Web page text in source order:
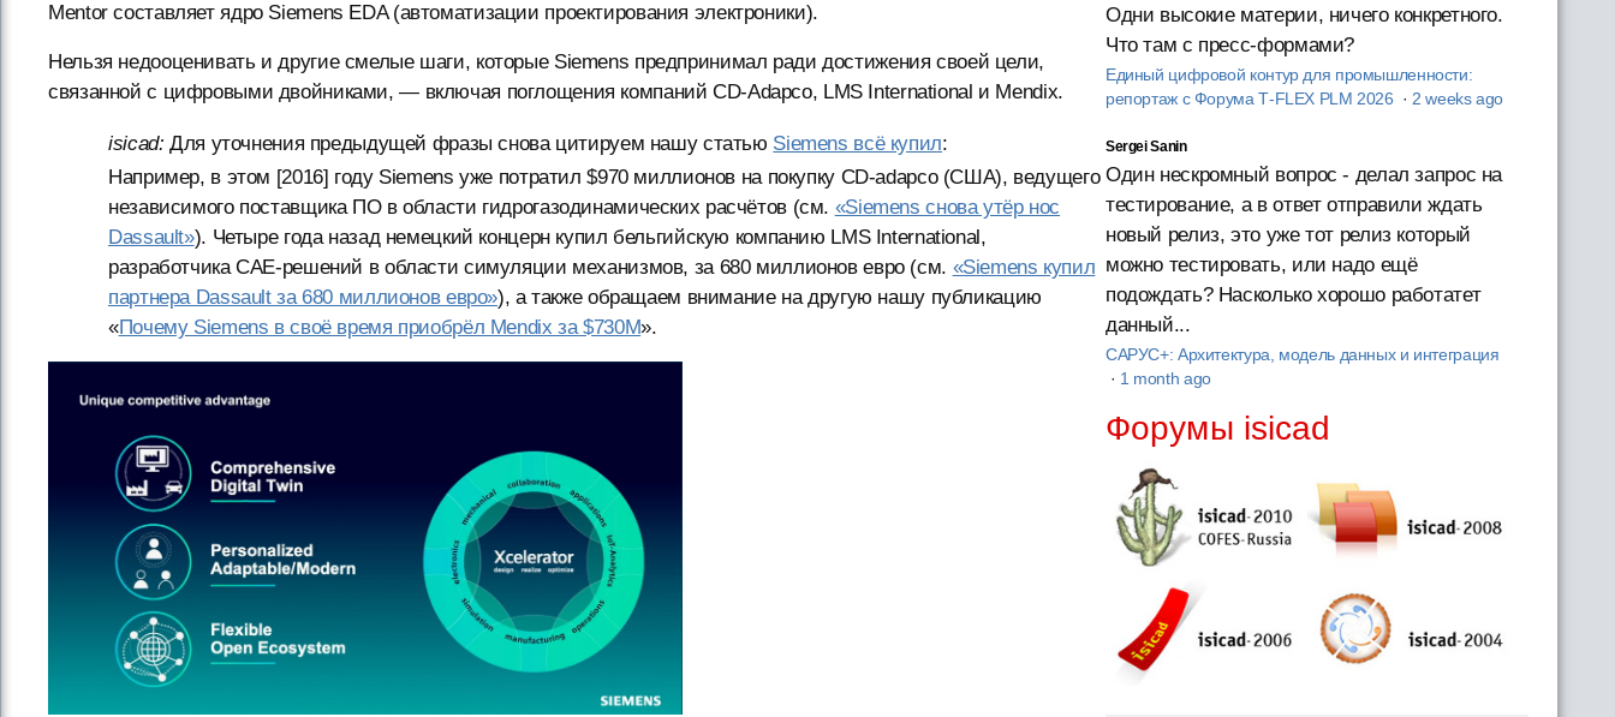
Mentor составляет ядро Siemens EDA (автоматизации проектирования электроники).
Нельзя недооценивать и другие смелые шаги, которые Siemens предпринимал ради достижения своей цели,
связанной с цифровыми двойниками, — включая поглощения компаний CD-Adapco, LMS International и Mendix.
isicad: Для уточнения предыдущей фразы снова цитируем нашу статью Siemens всё купил:
Например, в этом [2016] году Siemens уже потратил $970 миллионов на покупку CD-adapco (США), ведущего
независимого поставщика ПО в области гидрогазодинамических расчётов (см. «Siemens снова утёр нос
Dassault»). Четыре года назад немецкий концерн купил бельгийскую компанию LMS International,
разработчика CAE-решений в области симуляции механизмов, за 680 миллионов евро (см. «Siemens купил
партнера Dassault за 680 миллионов евро»), а также обращаем внимание на другую нашу публикацию
«Почему Siemens в своё время приобрёл Mendix за $730M».
Одни высокие материи, ничего конкретного.
Что там с пресс-формами?
Единый цифровой контур для промышленности:
репортаж с Форума T‑FLEX PLM 2026 · 2 weeks ago
Sergei Sanin
Один нескромный вопрос - делал запрос на
тестирование, а в ответ отправили ждать
новый релиз, это уже тот релиз который
можно тестировать, или надо ещё
подождать? Насколько хорошо работатет
данный...
САРУС+: Архитектура, модель данных и интеграция
· 1 month ago
Форумы isicad